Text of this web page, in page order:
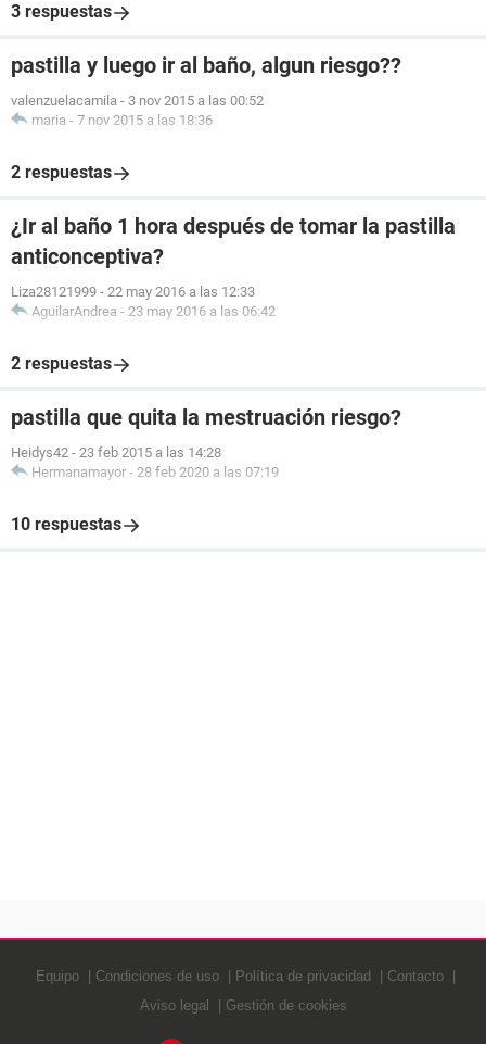
3 respuestas
pastilla y luego ir al baño, algun riesgo??
valenzuelacamila - 3 nov 2015 a las 00:52
maria - 7 nov 2015 a las 18:36
2 respuestas
¿Ir al baño 1 hora después de tomar la pastilla
anticonceptiva?
Liza28121999 - 22 may 2016 a las 12:33
AguilarAndrea - 23 may 2016 a las 06:42
2 respuestas
pastilla que quita la mestruación riesgo?
Heidys42 - 23 feb 2015 a las 14:28
Hermanamayor - 28 feb 2020 a las 07:19
10 respuestas
Equipo Condiciones de uso Política de privacidad
Contacto
Aviso legal
Gestión de cookies